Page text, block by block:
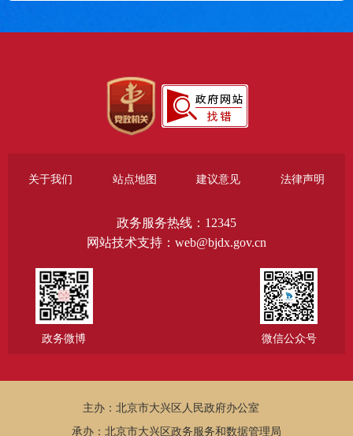
关于我们 站点地图 建议意见 法律声明
政务服务热线：12345
网站技术支持：web@bjdx.gov.cn
政务微博 微信公众号
主办：北京市大兴区人民政府办公室
承办：北京市大兴区政务服务和数据管理局